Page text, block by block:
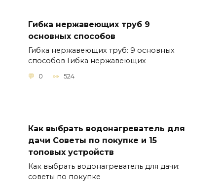
Гибка нержавеющих труб 9
основных способов
Гибка нержавеющих труб: 9 основных
способов Гибка нержавеющих
0 524
Как выбрать водонагреватель для
дачи Советы по покупке и 15
топовых устройств
Как выбрать водонагреватель для дачи:
советы по покупке